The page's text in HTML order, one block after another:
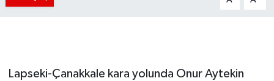
Lapseki-Çanakkale kara yolunda Onur Aytekin